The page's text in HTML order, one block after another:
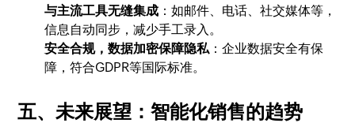
与主流工具无缝集成 ：如邮件、电话、社交媒体等，
信息自动同步，减少手工录入。
安全合规，数据加密保障隐私：企业数据安全有保
障，符合GDPR等国际标准。
五、未来展望：智能化销售的趋势